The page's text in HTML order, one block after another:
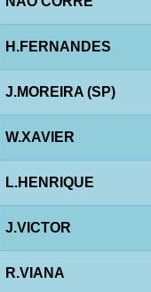
H.FERNANDES
J.MOREIRA (SP)
W.XAVIER
L.HENRIQUE
J.VICTOR
R.VIANA